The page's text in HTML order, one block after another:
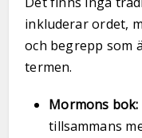
inkluderar ordet,
och begrepp som
termen.
Mormons bok:
tillsammans